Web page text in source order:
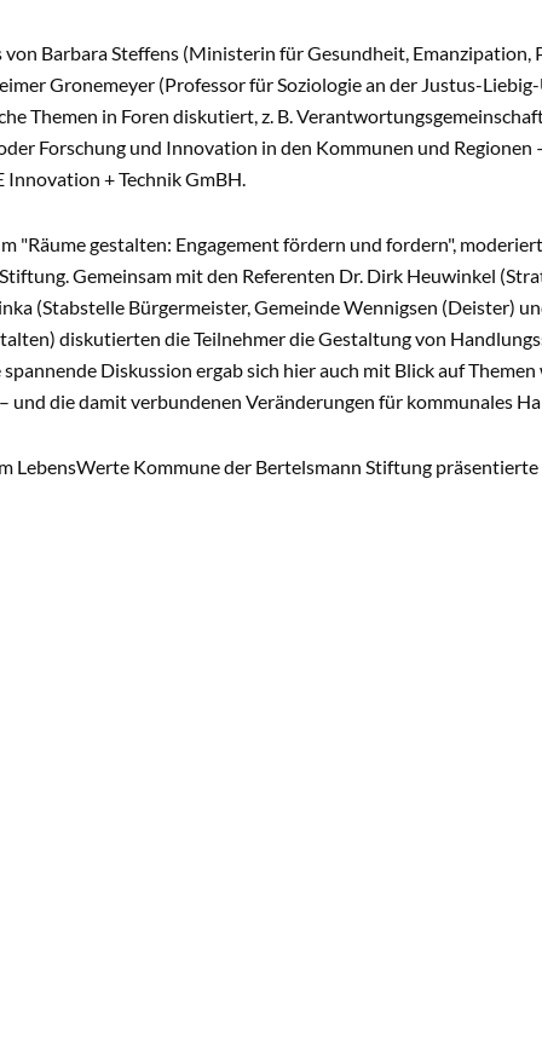
Barbara Steffens (Ministerin für Gesundheit, Emanzipation,
Gronemeyer (Professor für Soziologie an der Justus-
Themen in Foren diskutiert, z. B.
Forschung und Innovation in den Kommunen und
+ Technik GmBH.
"Räume gestalten: Engagement fördern und fordern",
Gemeinsam mit den Referenten Dr. Dirk Heuwinkel
(Stabstelle Bürgermeister, Gemeinde Wennigsen (Deister)
diskutierten die Teilnehmer die Gestaltung von
spannende Diskussion ergab sich hier auch mit Blick auf
und die damit verbundenen Veränderungen für kommunales
LebensWerte Kommune der Bertelsmann Stiftung